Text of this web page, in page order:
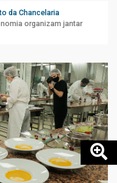
da Chancelaria
organizam jantar